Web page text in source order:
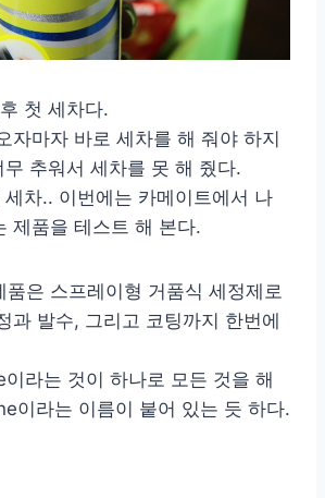
첫 세차다.
자마자 바로 세차를 해 줘야 하지
추워서 세차를 못 해 줬다.
차.. 이번에는 카메이트에서 나
제품을 테스트 해 본다.
품은 스프레이형 거품식 세정제로
과 발수, 그리고 코팅까지 한번에
라는 것이 하나로 모든 것을 해
이라는 이름이 붙어 있는 듯 하다.